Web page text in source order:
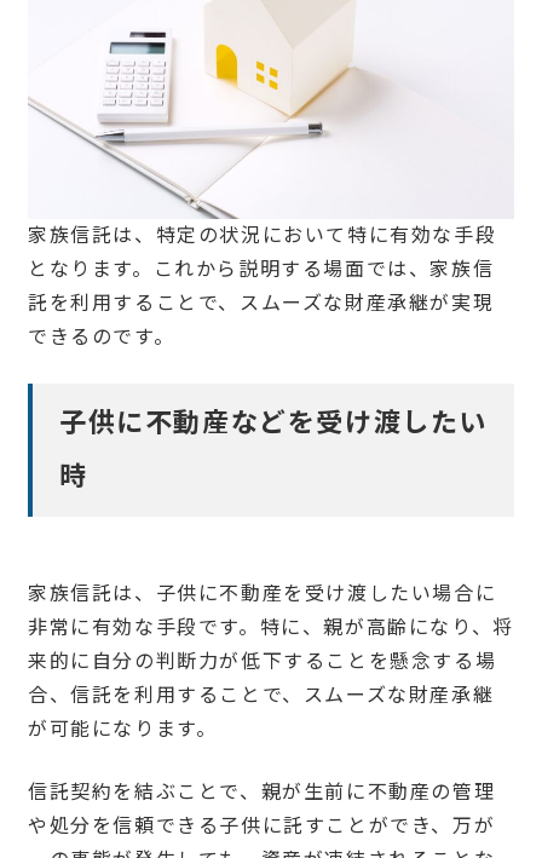
家族信託は、特定の状況において特に有効な手段
となります。これから説明する場面では、家族信
託を利用することで、スムーズな財産承継が実現
できるのです。
子供に不動産などを受け渡したい
時
家族信託は、子供に不動産を受け渡したい場合に
非常に有効な手段です。特に、親が高齢になり、将
来的に自分の判断力が低下することを懸念する場
合、信託を利用することで、スムーズな財産承継
が可能になります。
信託契約を結ぶことで、親が生前に不動産の管理
や処分を信頼できる子供に託すことができ、万が